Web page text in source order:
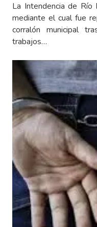
La Intendencia de
mediante el cual fue
corralón municipal
trabajos…